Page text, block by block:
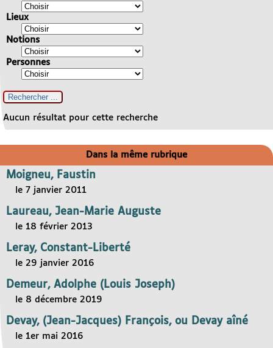
Lieux
Notions
Personnes
Aucun résultat pour cette recherche
Dans la même rubrique
Moigneu, Faustin
le 7 janvier 2011
Laureau, Jean-Marie Auguste
le 18 février 2013
Leray, Constant-Liberté
le 29 janvier 2016
Demeur, Adolphe (Louis Joseph)
le 8 décembre 2019
Devay, (Jean-Jacques) François, ou Devay aîné
le 1er mai 2016